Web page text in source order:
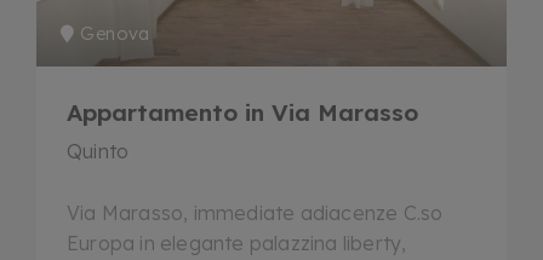
Genova
Appartamento in Via Marasso
Quinto
Via Marasso, immediate adiacenze C.so
Europa in elegante palazzina liberty,